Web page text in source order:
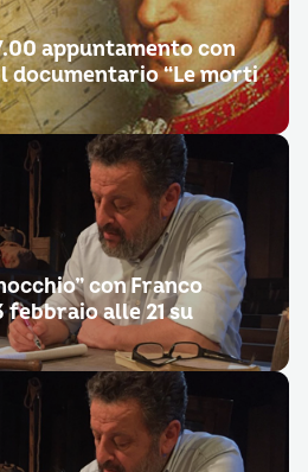
appuntamento con
documentario “Le morti
con Franco
febbraio alle 21 su